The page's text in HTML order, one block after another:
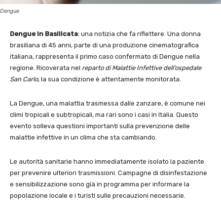
Dengue
Dengue in Basilicata: una notizia che fa riflettere. Una donna
brasiliana di 45 anni, parte di una produzione cinematografica
italiana, rappresenta il primo caso confermato di Dengue nella
regione. Ricoverata nel reparto di Malattie Infettive dell’ospedale
San Carlo, la sua condizione è attentamente monitorata.
La Dengue, una malattia trasmessa dalle zanzare, è comune nei
climi tropicali e subtropicali, ma rari sono i casi in Italia. Questo
evento solleva questioni importanti sulla prevenzione delle
malattie infettive in un clima che sta cambiando.
Le autorità sanitarie hanno immediatamente isolato la paziente
per prevenire ulteriori trasmissioni. Campagne di disinfestazione
e sensibilizzazione sono già in programma per informare la
popolazione locale e i turisti sulle precauzioni necessarie.